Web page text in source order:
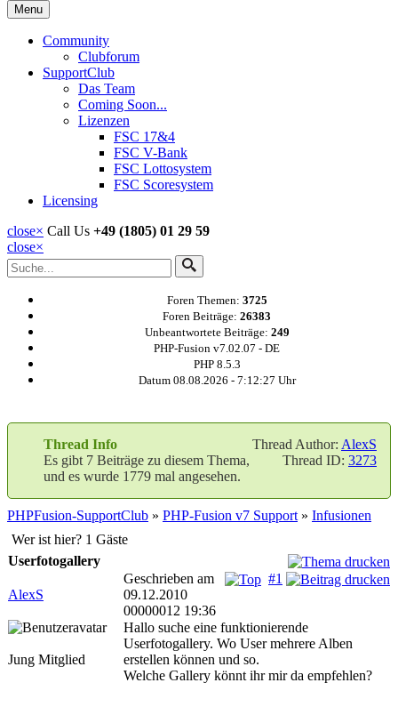
Menu
Community
Clubforum
SupportClub
Das Team
Coming Soon...
Lizenzen
FSC 17&4
FSC V-Bank
FSC Lottosystem
FSC Scoresystem
Licensing
close× Call Us +49 (1805) 01 29 59
close×
Foren Themen: 3725
Foren Beiträge: 26383
Unbeantwortete Beiträge: 249
PHP-Fusion v7.02.07 - DE
PHP 8.5.3
Datum 08.08.2026 - 7:12:27 Uhr
Thread Author: AlexS
Thread ID: 3273
Thread Info
Es gibt 7 Beiträge zu diesem Thema,
und es wurde 1779 mal angesehen.
PHPFusion-SupportClub » PHP-Fusion v7 Support » Infusionen
Wer ist hier? 1 Gäste
Userfotogallery
AlexS
#1
Geschrieben am
09.12.2010
00000012 19:36
Jung Mitglied
Hallo suche eine funktionierende
Userfotogallery. Wo User mehrere Alben
erstellen können und so.
Welche Gallery könnt ihr mir da empfehlen?